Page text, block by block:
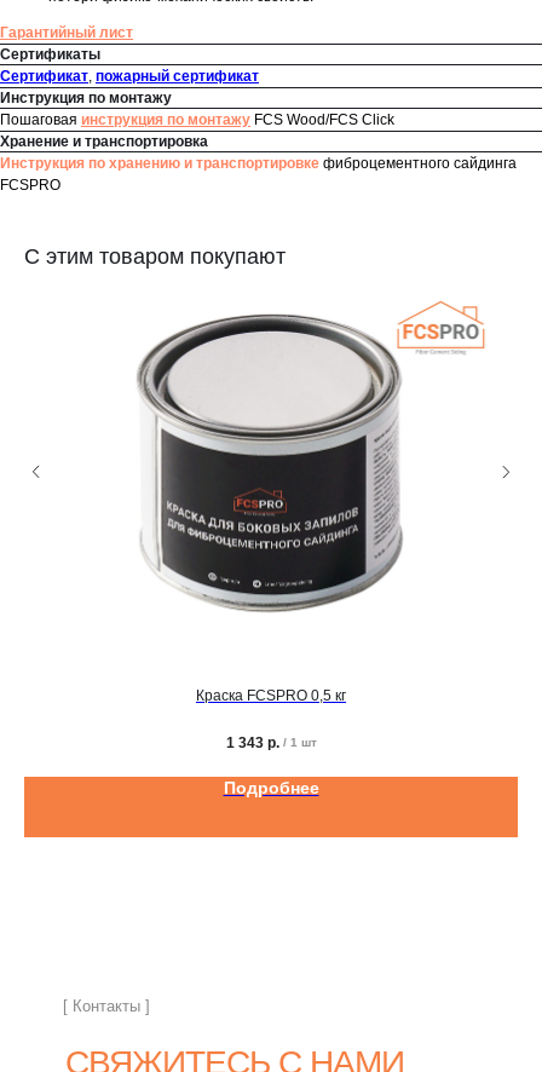
Гарантийный лист
Сертификаты
Сертификат, пожарный сертификат
Инструкция по монтажу
Пошаговая инструкция по монтажу FCS Wood/FCS Click
Хранение и транспортировка
Инструкция по хранению и транспортировке фиброцементного сайдинга
FCSPRO
С этим товаром покупают
Краска FCSPRO 0,5 кг
1 343 р. / 1 шт
Подробнее
СВЯЖИТЕСЬ С НАМИ
[ Контакты ]